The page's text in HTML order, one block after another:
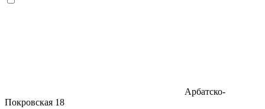
Арбатско-
Покровская 18